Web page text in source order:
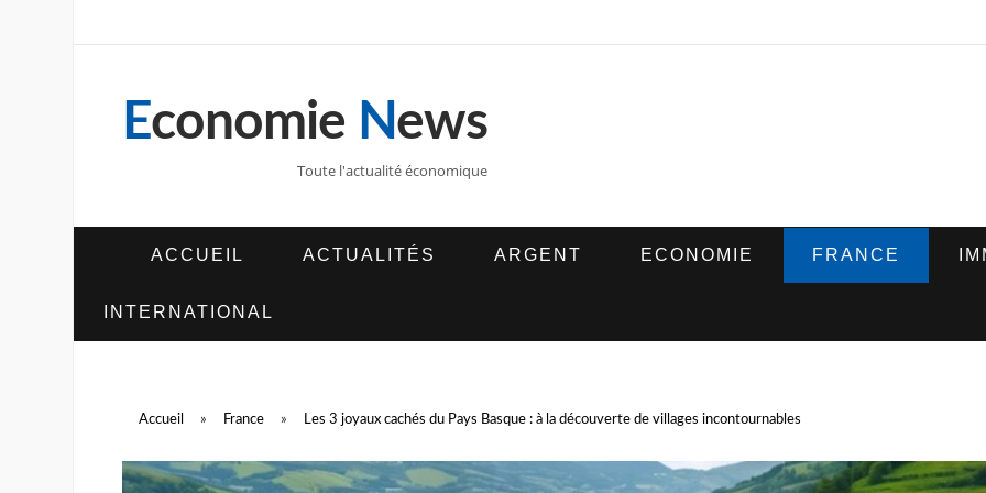
Economie News
Toute l'actualité économique
ACCUEIL ACTUALITÉS ARGENT ECONOMIE FRANCE
INTERNATIONAL
Accueil » France » Les 3 joyaux cachés du Pays Basque : à la découverte de villages incontournables